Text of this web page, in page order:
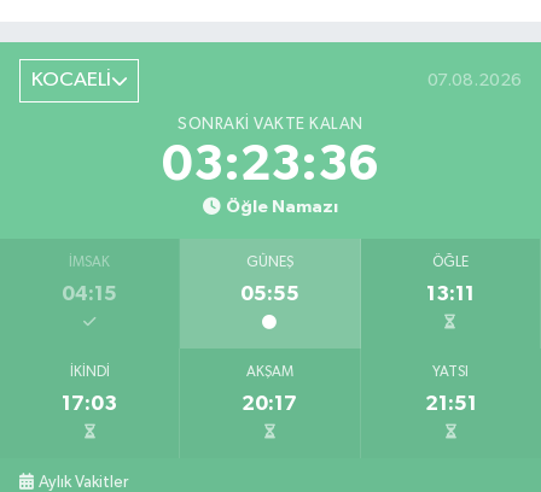
KOCAELİ 07.08.2026
SONRAKI VAKTE KALAN
03:23:36
Öğle Namazı
İMSAK
04:15
GÜNEŞ
05:55
ÖĞLE
13:11
İKINDI
17:03
AKŞAM
20:17
YATSI
21:51
Aylık Vakitler